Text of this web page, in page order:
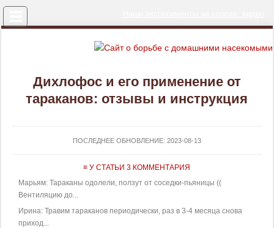
Дихлофос и его применение от
тараканов: отзывы и инструкция
ПОСЛЕДНЕЕ ОБНОВЛЕНИЕ: 2023-08-13
≡ У СТАТЬИ 3 КОММЕНТАРИЯ
Марьям: Тараканы одолели, ползут от соседки-пьяницы ((
Вентиляцию до...
Ирина: Травим тараканов периодически, раз в 3-4 месяца снова
приход...